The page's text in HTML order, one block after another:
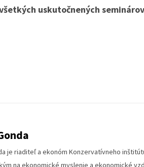
uskutočnených
je riaditeľ a ekonóm Konzervatívneho
na ekonomické myslenie a ekonomické